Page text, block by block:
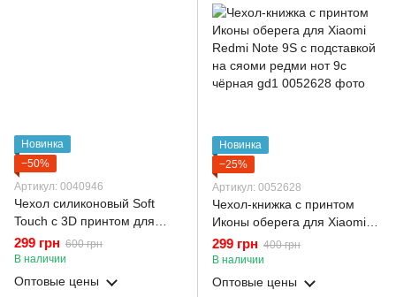
Новинка
−50%
Артикул: 0040946
Чехол силиконовый Soft
Touch с 3D принтом для
Xiaomi Redmi Note 9s темно-
зеленый (Полная защита
камеры)
299 грн 600 грн
В наличии
Оптовые цены
Новинка
−25%
Артикул: 0052628
Чехол-книжка с принтом
Иконы оберега для Xiaomi
Redmi Note 9S с подставкой
на сяоми редми нот 9с
чёрная gd1
299 грн 400 грн
В наличии
Оптовые цены